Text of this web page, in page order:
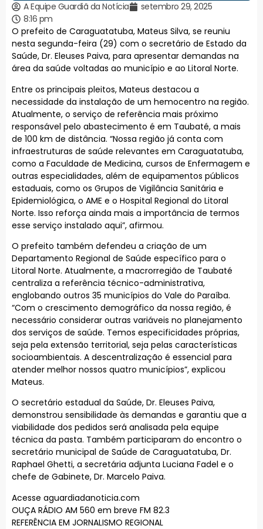
A Equipe Guardiã da Notícia
setembro 29, 2025
8:16 pm
O prefeito de Caraguatatuba, Mateus Silva, se reuniu
nesta segunda-feira (29) com o secretário de Estado da
Saúde, Dr. Eleuses Paiva, para apresentar demandas na
área da saúde voltadas ao município e ao Litoral Norte.
Entre os principais pleitos, Mateus destacou a
necessidade da instalação de um hemocentro na região.
Atualmente, o serviço de referência mais próximo
responsável pelo abastecimento é em Taubaté, a mais
de 100 km de distância. “Nossa região já conta com
infraestruturas de saúde relevantes em Caraguatatuba,
como a Faculdade de Medicina, cursos de Enfermagem e
outras especialidades, além de equipamentos públicos
estaduais, como os Grupos de Vigilância Sanitária e
Epidemiológica, o AME e o Hospital Regional do Litoral
Norte. Isso reforça ainda mais a importância de termos
esse serviço instalado aqui”, afirmou.
O prefeito também defendeu a criação de um
Departamento Regional de Saúde específico para o
Litoral Norte. Atualmente, a macrorregião de Taubaté
centraliza a referência técnico-administrativa,
englobando outros 35 municípios do Vale do Paraíba.
“Com o crescimento demográfico da nossa região, é
necessário considerar outras variáveis no planejamento
dos serviços de saúde. Temos especificidades próprias,
seja pela extensão territorial, seja pelas características
socioambientais. A descentralização é essencial para
atender melhor nossos quatro municípios”, explicou
Mateus.
O secretário estadual da Saúde, Dr. Eleuses Paiva,
demonstrou sensibilidade às demandas e garantiu que a
viabilidade dos pedidos será analisada pela equipe
técnica da pasta. Também participaram do encontro o
secretário municipal de Saúde de Caraguatatuba, Dr.
Raphael Ghetti, a secretária adjunta Luciana Fadel e o
chefe de Gabinete, Dr. Marcelo Paiva.
Acesse aguardiadanoticia.com
OUÇA RÁDIO AM 560 em breve FM 82.3
REFERÊNCIA EM JORNALISMO REGIONAL